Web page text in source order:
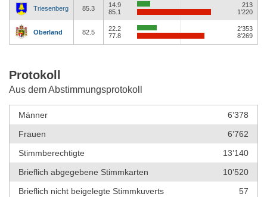
Triesenberg 85.3
14.9
85.1
213
1’220
Oberland 82.5
22.2
77.8
2’353
8’269
Protokoll
Aus dem Abstimmungsprotokoll
Männer
6’378
Frauen
6’762
Stimmberechtigte
13’140
Brieflich abgegebene Stimmkarten
10’520
Brieflich nicht beigelegte Stimmkuverts
57